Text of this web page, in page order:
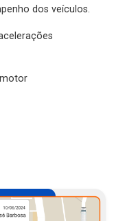
dos veículos.